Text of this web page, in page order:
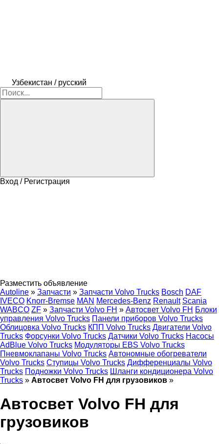
Узбекистан / русский
Вход / Регистрация
Разместить объявление
Autoline » Запчасти » Запчасти Volvo Trucks Bosch DAF
IVECO Knorr-Bremse MAN Mercedes-Benz Renault Scania
WABCO ZF » Запчасти Volvo FH » Автосвет Volvo FH Блоки
управления Volvo Trucks Панели приборов Volvo Trucks
Облицовка Volvo Trucks КПП Volvo Trucks Двигатели Volvo
Trucks Форсунки Volvo Trucks Датчики Volvo Trucks Насосы
AdBlue Volvo Trucks Модуляторы EBS Volvo Trucks
Пневмоклапаны Volvo Trucks Автономные обогреватели
Volvo Trucks Ступицы Volvo Trucks Дифференциалы Volvo
Trucks Подножки Volvo Trucks Шланги кондиционера Volvo
Trucks » Автосвет Volvo FH для грузовиков »
Автосвет Volvo FH для
грузовиков